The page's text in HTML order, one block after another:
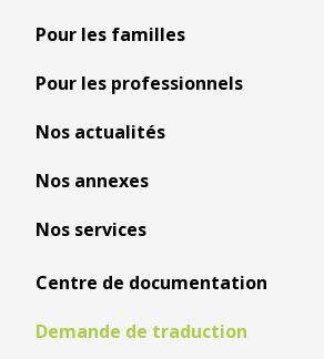
Pour les familles
Pour les professionnels
Nos actualités
Nos annexes
Nos services
Centre de documentation
Demande de traduction